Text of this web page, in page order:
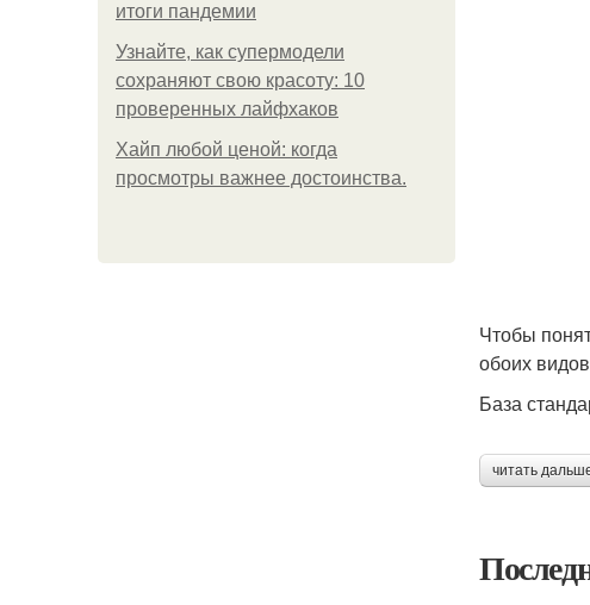
итоги пандемии
Узнайте, как супермодели
сохраняют свою красоту: 10
проверенных лайфхаков
Хайп любой ценой: когда
просмотры важнее достоинства.
Чтобы
обоих
База
читать